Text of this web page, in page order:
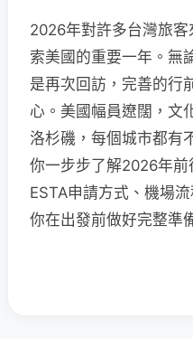
2026年對許多台灣旅
索美國的重要一年。無
是再次回訪，完善的行
心。美國幅員遼闊，文
洛杉磯，每個城市都有
你一步步了解2026年
ESTA申請方式、機場
你在出發前做好完整準